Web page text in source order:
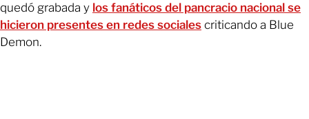
quedó grabada y los fanáticos del pancracio nacional se
hicieron presentes en redes sociales criticando a Blue
Demon.